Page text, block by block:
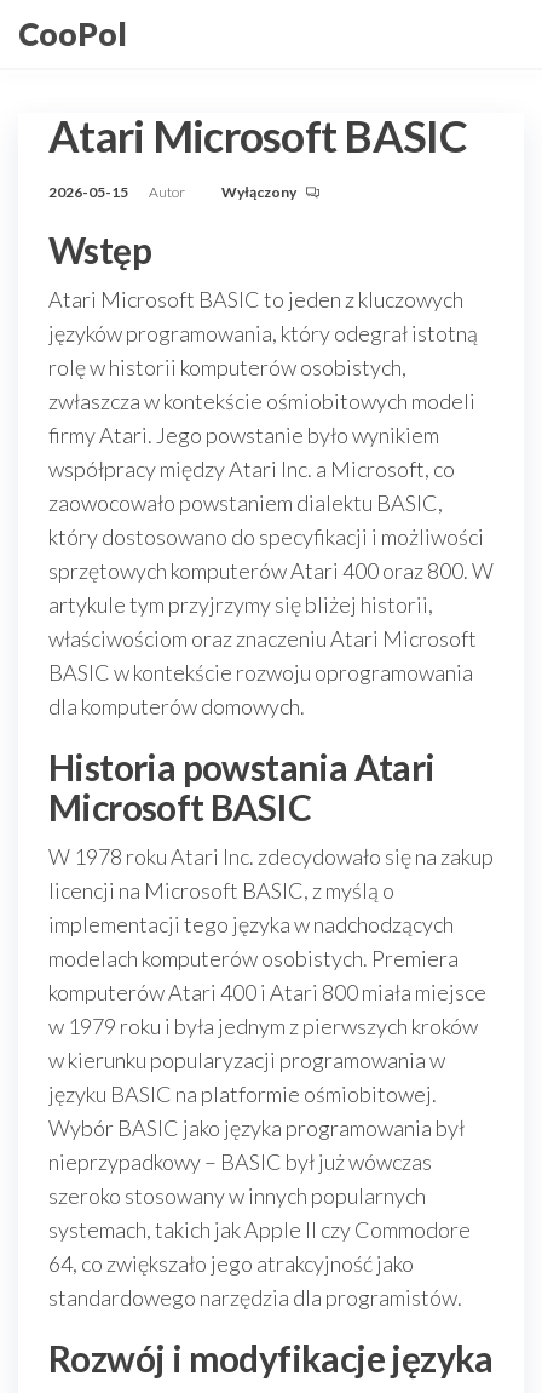
doCooPol
Atari Microsoft BASIC
2026-05-15 Autor Wyłączony
Wstęp
Atari Microsoft BASIC to jeden z kluczowych
języków programowania, który odegrał istotną
rolę w historii komputerów osobistych,
zwłaszcza w kontekście ośmiobitowych modeli
firmy Atari. Jego powstanie było wynikiem
współpracy między Atari Inc. a Microsoft, co
zaowocowało powstaniem dialektu BASIC,
który dostosowano do specyfikacji i możliwości
sprzętowych komputerów Atari 400 oraz 800. W
artykule tym przyjrzymy się bliżej historii,
właściwościom oraz znaczeniu Atari Microsoft
BASIC w kontekście rozwoju oprogramowania
dla komputerów domowych.
Historia powstania Atari
Microsoft BASIC
W 1978 roku Atari Inc. zdecydowało się na zakup
licencji na Microsoft BASIC, z myślą o
implementacji tego języka w nadchodzących
modelach komputerów osobistych. Premiera
komputerów Atari 400 i Atari 800 miała miejsce
w 1979 roku i była jednym z pierwszych kroków
w kierunku popularyzacji programowania w
języku BASIC na platformie ośmiobitowej.
Wybór BASIC jako języka programowania był
nieprzypadkowy – BASIC był już wówczas
szeroko stosowany w innych popularnych
systemach, takich jak Apple II czy Commodore
64, co zwiększało jego atrakcyjność jako
standardowego narzędzia dla programistów.
Rozwój i modyfikacje języka